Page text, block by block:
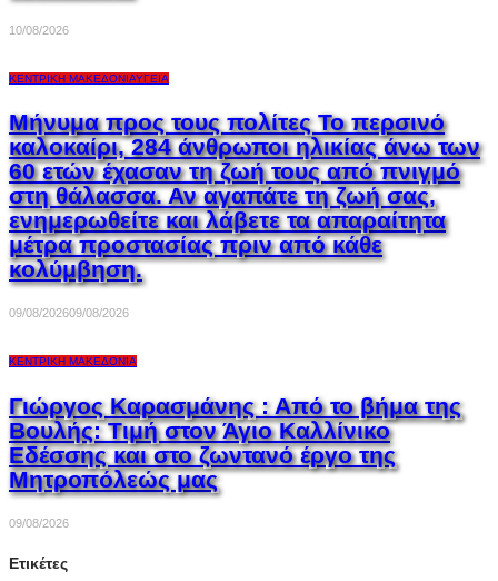
10/08/2026
ΚΕΝΤΡΙΚΉ ΜΑΚΕΔΟΝΊΑΥΓΕΊΑ
Μήνυμα προς τους πολίτες Το περσινό
καλοκαίρι, 284 άνθρωποι ηλικίας άνω των
60 ετών έχασαν τη ζωή τους από πνιγμό
στη θάλασσα. Αν αγαπάτε τη ζωή σας,
ενημερωθείτε και λάβετε τα απαραίτητα
μέτρα προστασίας πριν από κάθε
κολύμβηση.
09/08/202609/08/2026
ΚΕΝΤΡΙΚΉ ΜΑΚΕΔΟΝΊΑ
Γιώργος Καρασμάνης : Από το βήμα της
Βουλής: Τιμή στον Άγιο Καλλίνικο
Εδέσσης και στο ζωντανό έργο της
Μητροπόλεώς μας
09/08/2026
Ετικέτες